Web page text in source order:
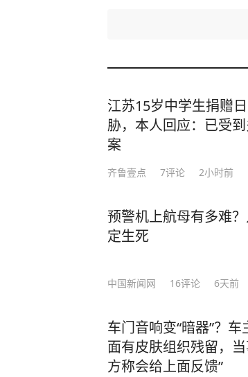
江苏15岁中学生捐赠
胁，本人回应：已受
案
齐鲁壹点 7评论 2小时前
预警机上航母有多难
定生死
中国新闻网 16评论 6天前
车门音响变“暗器”？
面有皮肤组织残留，
方称会给上面反馈”